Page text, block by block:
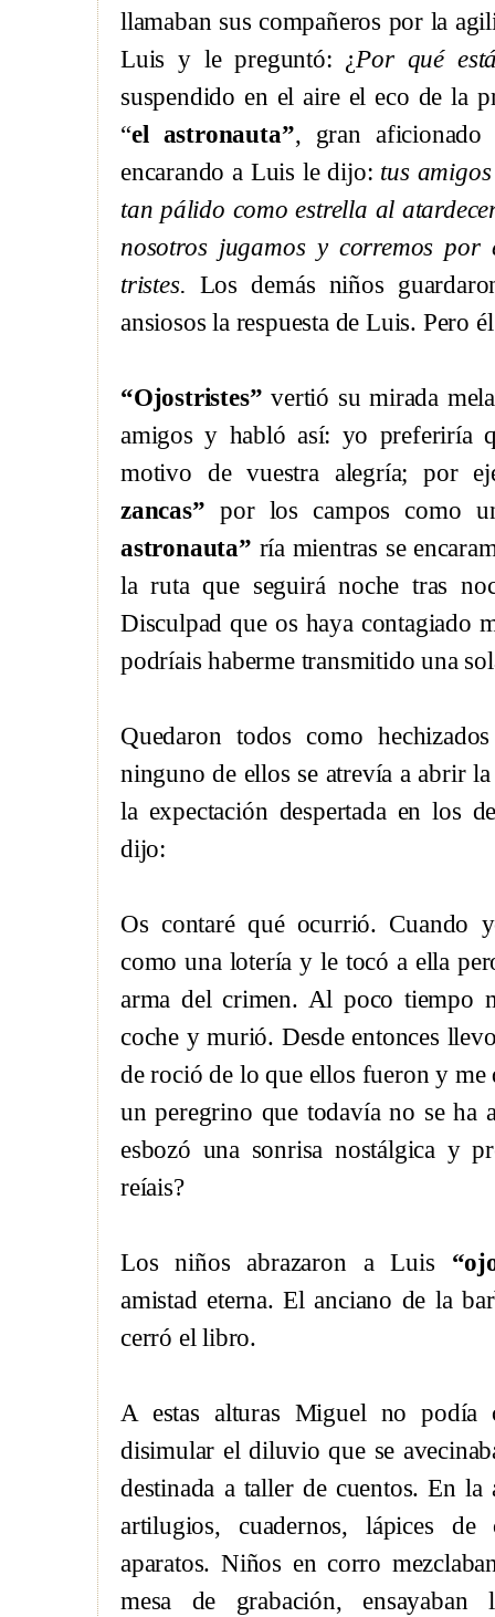
llamaban sus compañeros por la
Luis y le preguntó: ¿Por qué
suspendido en el aire el eco de la
“el astronauta”, gran aficionado
encarando a Luis le dijo: tus
tan pálido como estrella al
nosotros jugamos y corremos
tristes. Los demás niños
ansiosos la respuesta de Luis. Pero
“Ojostristes” vertió su mirada
amigos y habló así: yo preferiría
motivo de vuestra alegría; por
zancas” por los campos como
astronauta” ría mientras se
la ruta que seguirá noche tras
Disculpad que os haya contagiado
podríais haberme transmitido una
Quedaron todos como
ninguno de ellos se atrevía a abrir
la expectación despertada en los
dijo:
Os contaré qué ocurrió. Cuando
como una lotería y le tocó a ella
arma del crimen. Al poco tiempo
coche y murió. Desde entonces
de roció de lo que ellos fueron y
un peregrino que todavía no se ha
esbozó una sonrisa nostálgica y
reíais?
Los niños abrazaron a Luis
amistad eterna. El anciano de la
cerró el libro.
A estas alturas Miguel no podía
disimular el diluvio que se
destinada a taller de cuentos. En
artilugios, cuadernos, lápices
aparatos. Niños en corro
mesa de grabación,